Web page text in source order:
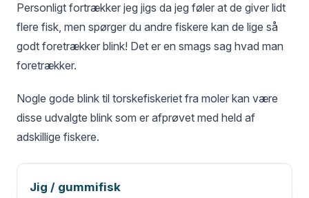
Personligt fortrækker jeg jigs da jeg føler at de giver lidt
flere fisk, men spørger du andre fiskere kan de lige så
godt foretrækker blink! Det er en smags sag hvad man
foretrækker.
Nogle gode blink til torskefiskeriet fra moler kan være
disse udvalgte blink som er afprøvet med held af
adskillige fiskere.
AGNTYPE STØRSTE FORDEL
Jig / gummifisk